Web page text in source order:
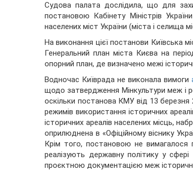
Судова палата дослідила, що для
постановою Кабінету Міністрів
населених міст України (міста і селища
На виконання цієї постанови Київська
Генеральний план міста Києва на
опорний план, де визначено межі
Водночас Київрада не виконала вимоги
щодо затвердження Мінкультури меж і
оскільки постанова КМУ від 13
режимів використання історичних
історичних ареалів населених місць,
оприлюднена в «Офіційному віснику
Крім того, постановою не вимагалося
реалізують державну політику у
проєктною документацією меж